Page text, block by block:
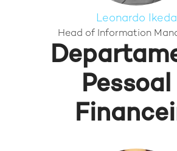
Leonardo Ikeda
Head of Information
Pessoal